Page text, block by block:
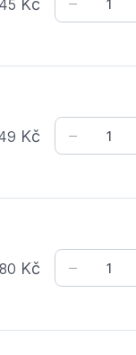
45 Kč
Kč
80 Kč